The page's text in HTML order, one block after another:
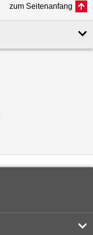
zum Seitenanfang